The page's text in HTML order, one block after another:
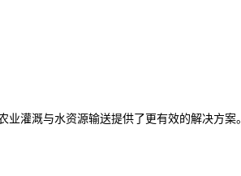
灌溉与水资源输送提供了更有效的解决方案。